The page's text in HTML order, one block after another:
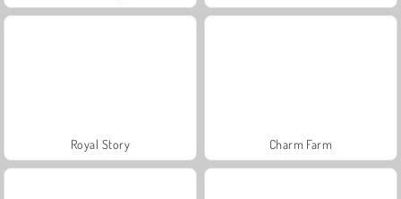
Royal Story Charm Farm